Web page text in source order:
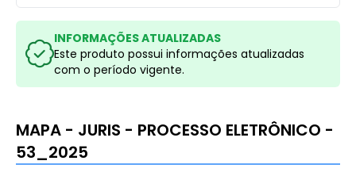
INFORMAÇÕES ATUALIZADAS
Este produto possui informações atualizadas
com o período vigente.
MAPA - JURIS - PROCESSO ELETRÔNICO -
53_2025